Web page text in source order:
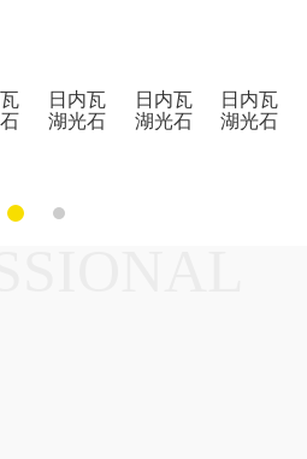
日内瓦
湖光石
日内瓦
湖光石
日内瓦
湖光石